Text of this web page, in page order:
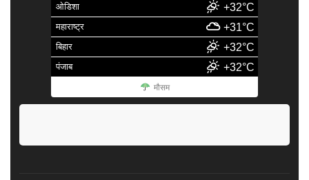
ओडिशा +32°C
महाराष्ट्र +31°C
बिहार +32°C
पंजाब +32°C
मौसम